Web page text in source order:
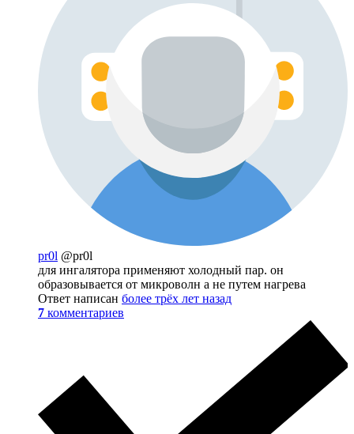
pr0l @pr0l
для ингалятора применяют холодный пар. он
образовывается от микроволн а не путем нагрева
Ответ написан более трёх лет назад
7 комментариев